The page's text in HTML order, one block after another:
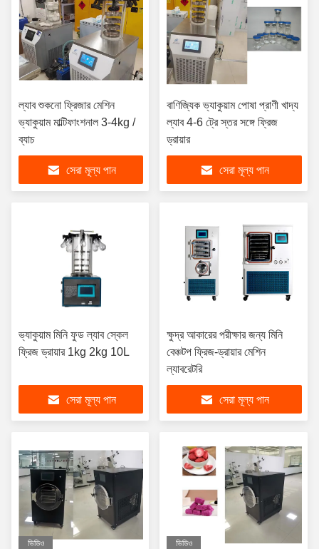
ল্যাব শুকনো ফ্রিজার মেশিন
ভ্যাকুয়াম মাল্টিফাংশনাল 3-4kg /
ব্যাচ
সেরা মূল্য পান
বাণিজ্যিক ভ্যাকুয়াম পোষা প্রাণী খাদ্য
ল্যাব 4-6 ট্রে স্তর সঙ্গে ফ্রিজ
ড্রায়ার
সেরা মূল্য পান
ভ্যাকুয়াম মিনি ফুড ল্যাব স্কেল
ফ্রিজ ড্রায়ার 1kg 2kg 10L
সেরা মূল্য পান
ক্ষুদ্র আকারের পরীক্ষার জন্য মিনি
বেঞ্চটপ ফ্রিজ-ড্রায়ার মেশিন
ল্যাবরেটরি
সেরা মূল্য পান
ভিডিও ভিডিও